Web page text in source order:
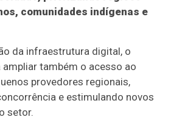
comunidades indígenas e
da infraestrutura digital, o
também o acesso ao
provedores regionais,
e estimulando novos
setor.